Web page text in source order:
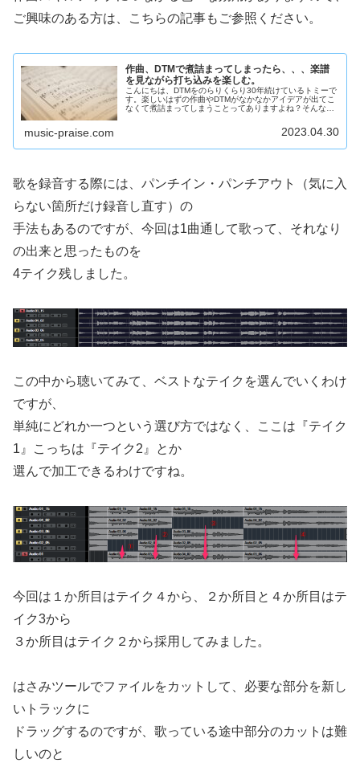
ご興味のある方は、こちらの記事もご参照ください。
作曲、DTMで煮詰まってしまったら、、、楽譜
を見ながら打ち込みを楽しむ。
こんにちは、DTMをのらりくらり30年続けているトミーで
す。楽しいはずの作曲やDTMがなかなかアイデアが出てこ
なくて煮詰まってしまうことってありますよね？そんな時
music-praise.com 2023.04.30
歌を録音する際には、パンチイン・パンチアウト（気に入
らない箇所だけ録音し直す）の
手法もあるのですが、今回は1曲通して歌って、それなり
の出来と思ったものを
4テイク残しました。
この中から聴いてみて、ベストなテイクを選んでいくわけ
ですが、
単純にどれか一つという選び方ではなく、ここは『テイク
1』こっちは『テイク2』とか
選んで加工できるわけですね。
今回は１か所目はテイク４から、２か所目と４か所目はテ
イク3から
３か所目はテイク２から採用してみました。
はさみツールでファイルをカットして、必要な部分を新し
いトラックに
ドラッグするのですが、歌っている途中部分のカットは難
しいのと